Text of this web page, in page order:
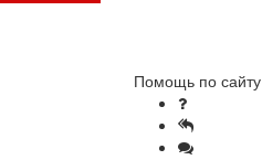
Помощь по сайту